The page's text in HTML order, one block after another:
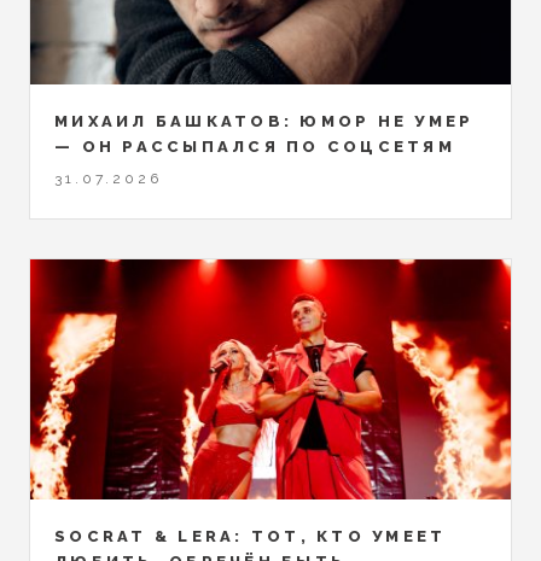
МИХАИЛ БАШКАТОВ: ЮМОР НЕ УМЕР
— ОН РАССЫПАЛСЯ ПО СОЦСЕТЯМ
31.07.2026
SOCRAT & LERA: ТОТ, КТО УМЕЕТ